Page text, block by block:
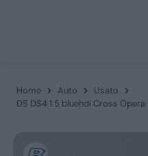
Home Auto
Usato
DS DS4 1.5 bluehdi Cross